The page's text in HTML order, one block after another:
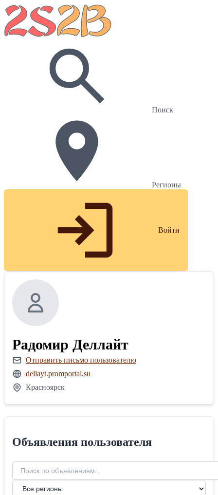
Поиск
Регионы
Войти
Радомир Деллайт
Отправить письмо пользователю
dellayt.promportal.su
Красноярск
Объявления пользователя